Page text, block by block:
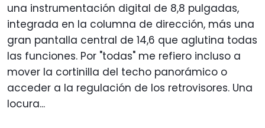
una instrumentación digital de 8,8 pulgadas,
integrada en la columna de dirección, más una
gran pantalla central de 14,6 que aglutina todas
las funciones. Por "todas" me refiero incluso a
mover la cortinilla del techo panorámico o
acceder a la regulación de los retrovisores. Una
locura...